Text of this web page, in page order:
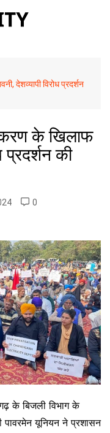
देशव्यापी विरोध प्रदर्शन
के खिलाफ
प्रदर्शन की
0
के बिजली विभाग के
पावरमेन यूनियन ने प्रशासन